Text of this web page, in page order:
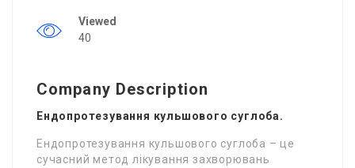
Viewed
40
Company Description
Ендопротезування кульшового суглоба.
Ендопротезування кульшового суглоба – це
сучасний метод лікування захворювань